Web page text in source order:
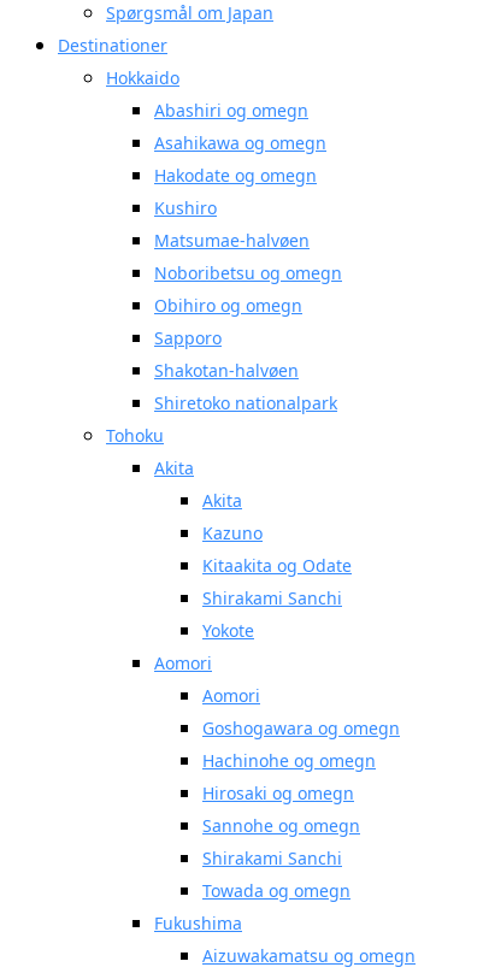
Spørgsmål om Japan
Destinationer
Hokkaido
Abashiri og omegn
Asahikawa og omegn
Hakodate og omegn
Kushiro
Matsumae-halvøen
Noboribetsu og omegn
Obihiro og omegn
Sapporo
Shakotan-halvøen
Shiretoko nationalpark
Tohoku
Akita
Akita
Kazuno
Kitaakita og Odate
Shirakami Sanchi
Yokote
Aomori
Aomori
Goshogawara og omegn
Hachinohe og omegn
Hirosaki og omegn
Sannohe og omegn
Shirakami Sanchi
Towada og omegn
Fukushima
Aizuwakamatsu og omegn